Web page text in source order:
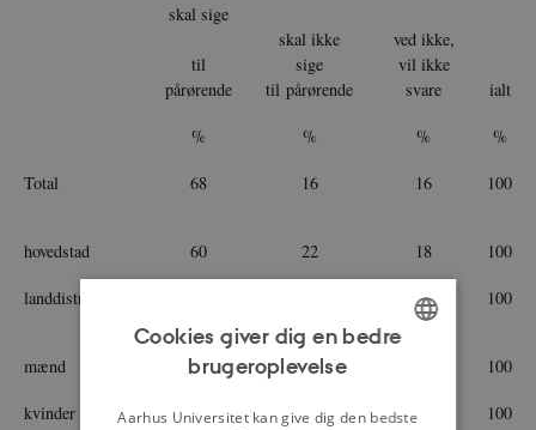
skal sige
til
pårørende
skal ikke
sige
til pårørende
ved ikke,
vil ikke
svare
ialt
% % % %
Total 68 16 16 100
hovedstad 60 22 18 100
landdistrikter 13 100
mænd 68 16 100
kvinder 69 17 14 100
DANISH
Cookies giver dig en bedre
brugeroplevelse
Aarhus Universitet kan give dig den bedste